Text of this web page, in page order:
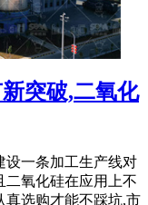
突破,二氧化
设一条加工生产线对
二氧化硅在应用上不
真选购才能不踩坑,市